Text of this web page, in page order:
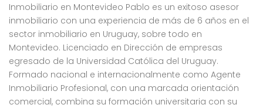
Inmobiliario en Montevideo Pablo es un exitoso asesor
inmobiliario con una experiencia de más de 6 años en el
sector inmobiliario en Uruguay, sobre todo en
Montevideo. Licenciado en Dirección de empresas
egresado de la Universidad Católica del Uruguay.
Formado nacional e internacionalmente como Agente
Inmobiliario Profesional, con una marcada orientación
comercial, combina su formación universitaria con su